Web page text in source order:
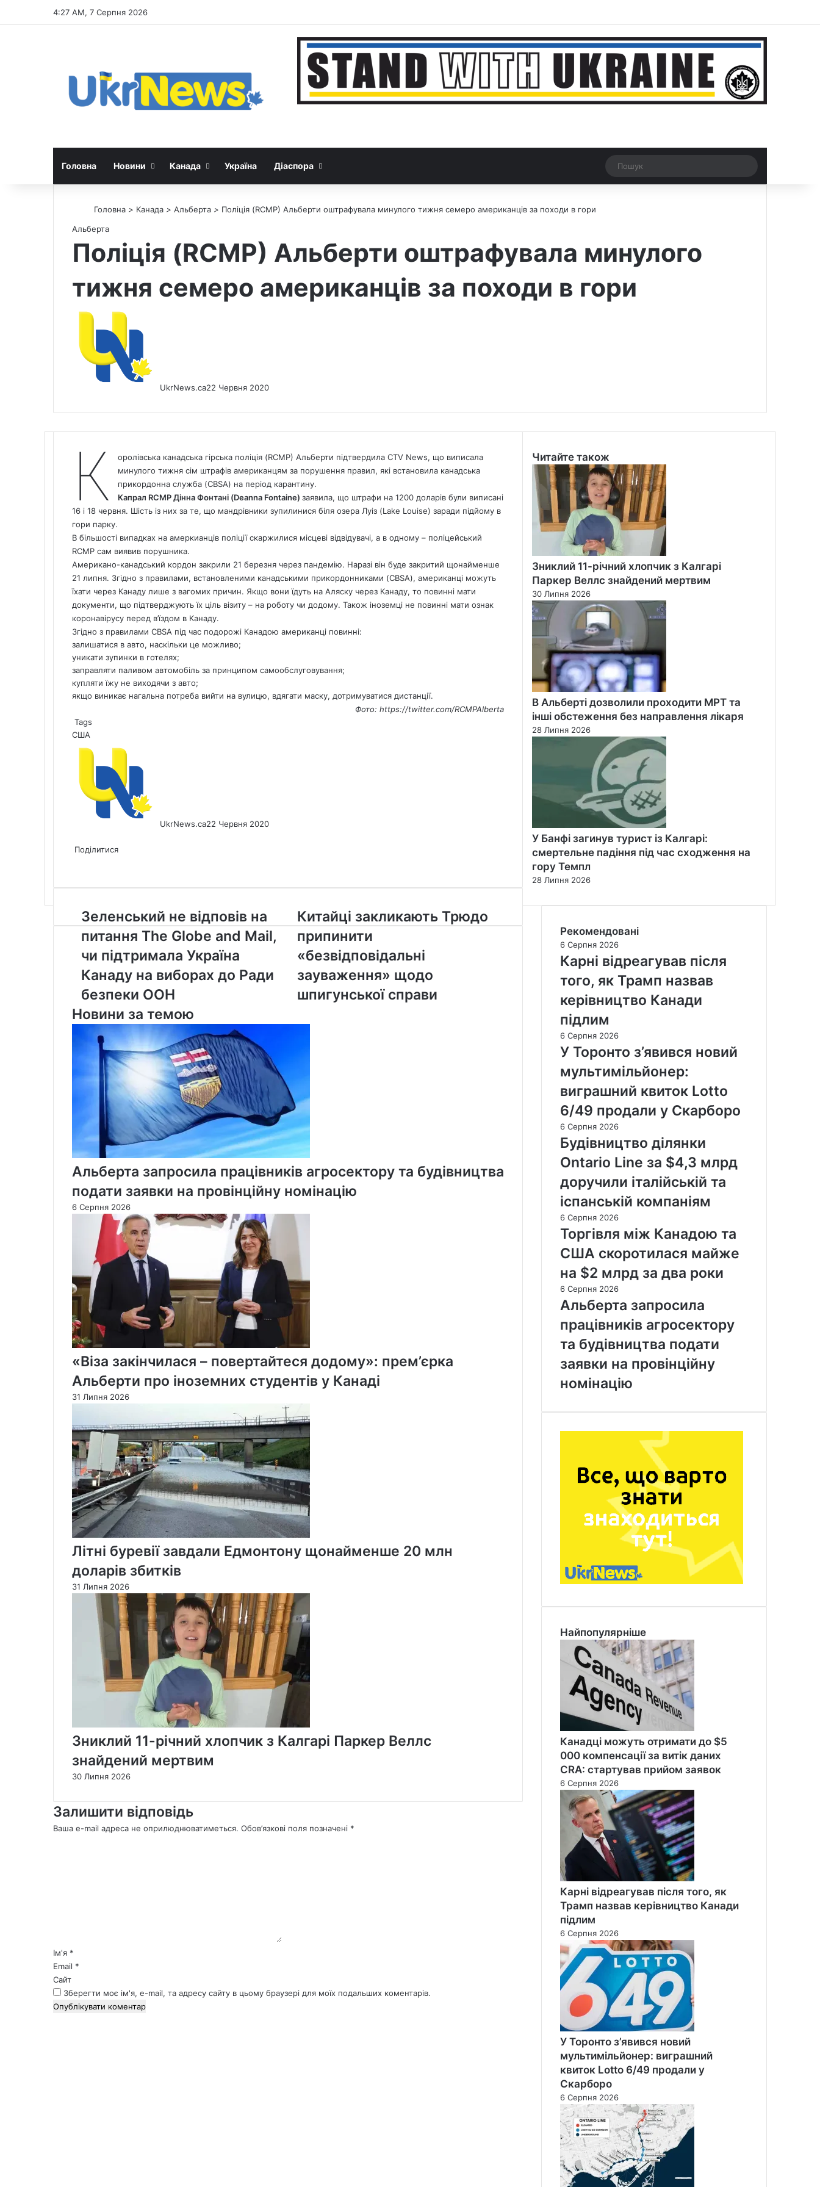
4:27 AM, 7 Серпня 2026
Google News
Threads
Головна Новини Канада Україна Діаспора Рандомна новина
Switch skin
Головна > Канада > Альберта > Поліція (RCMP) Альберти оштрафувала минулого тижня семеро американців за походи в гори
Альберта
Поліція (RCMP) Альберти оштрафувала минулого
тижня семеро американців за походи в гори
UkrNews.ca22 Червня 2020
К оролівська канадська гірська поліція (RCMP) Альберти підтвердила CTV News, що виписала
минулого тижня сім штрафів американцям за порушення правил, які встановила канадська
прикордонна служба (CBSA) на період карантину.
Капрал RCMP Дінна Фонтані (Deanna Fontaine) заявила, що штрафи на 1200 доларів були виписані
16 і 18 червня. Шість із них за те, що мандрівники зупилинися біля озера Луіз (Lake Louise) заради підйому в
гори парку.
В більшості випадках на амеркианців поліції скаржилися місцеві відвідувачі, а в одному – поліцейський
RCMP сам виявив порушника.
Американо-канадський кордон закрили 21 березня через пандемію. Наразі він буде закритий щонайменше
21 липня. Згідно з правилами, встановленими канадськими прикордонниками (CBSA), американці можуть
їхати через Канаду лише з вагомих причин. Якщо вони їдуть на Аляску через Канаду, то повинні мати
документи, що підтверджують їх ціль візиту – на роботу чи додому. Також іноземці не повинні мати ознак
коронавірусу перед в’їздом в Канаду.
Згідно з правилами CBSA під час подорожі Канадою американці повинні:
залишатися в авто, наскільки це можливо;
уникати зупинки в готелях;
заправляти паливом автомобіль за принципом самообслуговування;
купляти їжу не виходячи з авто;
якщо виникає нагальна потреба вийти на вулицю, вдягати маску, дотримуватися дистанції.
Фото: https://twitter.com/RCMPAlberta
Tags
США
UkrNews.ca22 Червня 2020
via
Поділитися
Email
Зеленський
не
відповів
на
питання
The
Globe
and
Mail,
підтримала
Україна
Канаду
на
виборах
безпеки
ООН
Зеленський не відповів на
питання The Globe and Mail,
чи підтримала Україна
Канаду на виборах до Ради
безпеки ООН
Китайці
закликають
Трюдо
припинити
«безвідповідальні
зауваження»
шпигунської
Китайці закликають Трюдо
припинити
«безвідповідальні
зауваження» щодо
шпигунської справи
Новини за темою
Альберта запросила працівників агросектору та будівництва
подати заявки на провінційну номінацію
6 Серпня 2026
«Віза закінчилася – повертайтеся додому»: прем’єрка
Альберти про іноземних студентів у Канаді
31 Липня 2026
Літні буревії завдали Едмонтону щонайменше 20 млн
доларів збитків
31 Липня 2026
Зниклий 11-річний хлопчик з Калгарі Паркер Веллс
знайдений мертвим
30 Липня 2026
Залишити відповідь
Ваша e-mail адреса не оприлюднюватиметься. Обов’язкові поля позначені *
*Ім'я *
Email *
Сайт
Зберегти моє ім'я, e-mail, та адресу сайту в цьому браузері для моїх подальших коментарів.
Читайте також
Close
Зниклий 11-річний хлопчик з Калгарі
Паркер Веллс знайдений мертвим
30 Липня 2026
В Альберті дозволили проходити МРТ та
інші обстеження без направлення лікаря
28 Липня 2026
У Банфі загинув турист із Калгарі:
смертельне падіння під час сходження на
гору Темпл
28 Липня 2026
Рекомендовані
6 Серпня 2026
Карні відреагував після
того, як Трамп назвав
керівництво Канади
підлим
6 Серпня 2026
У Торонто з’явився новий
мультимільйонер:
виграшний квиток Lotto
6/49 продали у Скарборо
6 Серпня 2026
Будівництво ділянки
Ontario Line за $4,3 млрд
доручили італійській та
іспанській компаніям
6 Серпня 2026
Торгівля між Канадою та
США скоротилася майже
на $2 млрд за два роки
6 Серпня 2026
Альберта запросила
працівників агросектору
та будівництва подати
заявки на провінційну
номінацію
Найпопулярніше
Канадці можуть отримати до $5
000 компенсації за витік даних
CRA: стартував прийом заявок
6 Серпня 2026
Карні відреагував після того, як
Трамп назвав керівництво Канади
підлим
6 Серпня 2026
У Торонто з’явився новий
мультимільйонер: виграшний
квиток Lotto 6/49 продали у
Скарборо
6 Серпня 2026